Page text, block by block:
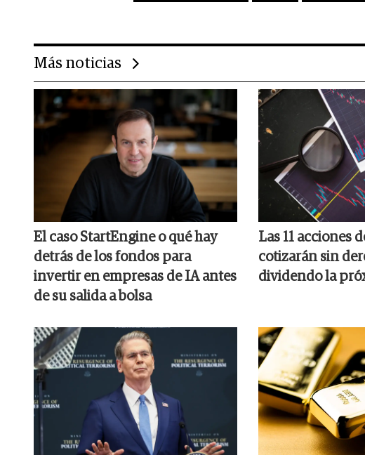
Más noticias
El caso StartEngine o qué hay
detrás de los fondos para
invertir en empresas de IA antes
de su salida a bolsa
Las 11 acciones
cotizarán sin
dividendo la